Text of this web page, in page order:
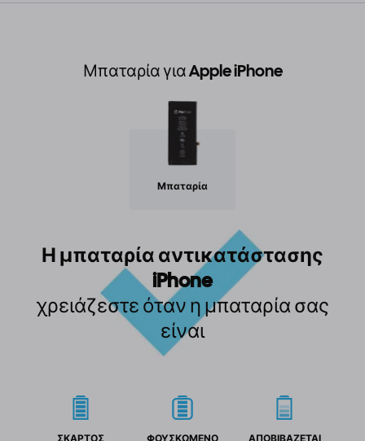
Μπαταρία για Apple iPhone
Μπαταρία
Η μπαταρία αντικατάστασης
iPhone
χρειάζεστε όταν η μπαταρία σας
είναι
ΣΚΑΡΤΟΣ ΦΟΥΣΚΩΜΕΝΟ ΑΠΟΒΙΒΑΖΕΤΑΙ